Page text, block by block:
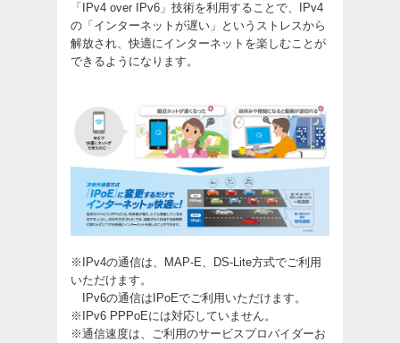
「IPv4 over IPv6」技術を利用することで、IPv4
の「インターネットが遅い」というストレスから
解放され、快適にインターネットを楽しむことが
できるようになります。
※IPv4の通信は、MAP-E、DS-Lite方式でご利用
いただけます。
IPv6の通信はIPoEでご利用いただけます。
※IPv6 PPPoEには対応していません。
※通信速度は、ご利用のサービスプロバイダーお